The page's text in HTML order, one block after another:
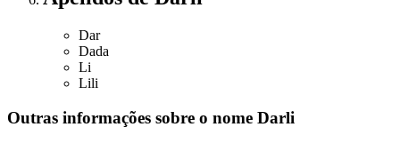
Dar
Dada
Li
Lili
Outras informações sobre o nome Darli